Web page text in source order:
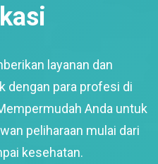
layanan dan
dengan para profesi di
Anda untuk
peliharaan mulai dari
kesehatan.